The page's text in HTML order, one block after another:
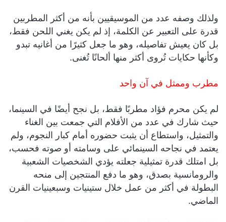
ولذلك وصفه عدد من الموسيقيين بأنه من أكثر المطربين
قدرة على التعبير عن الكلمة، إذ لم يكن يغني اللحن فقط،
بل كان يعيش تفاصيله، وهو ما جعل كثيرًا من أغانيه تبدو
وكأنها حكايات تُروى أكثر منها ألحانًا تُغنى.
مطرب وممثل في آن واحد
لم يكن محرم فؤاد مطربًا فقط، بل نجح أيضًا في السينما،
حيث شارك في عدد من الأفلام التي جمعت بين الغناء
والتمثيل، واستطاع أن يثبت حضوره أمام كبار النجوم، ولم
يعتمد في نجاحه السينمائي على وسامته أو صوته فحسب،
بل امتلك قدرة تمثيلية جعلته يؤدي الشخصيات الشعبية
والرومانسية بصدق، وهو ما دفع المنتجين إلى منحه
البطولة في أكثر من عمل خلال ستينيات وسبعينيات القرن
الماضي.